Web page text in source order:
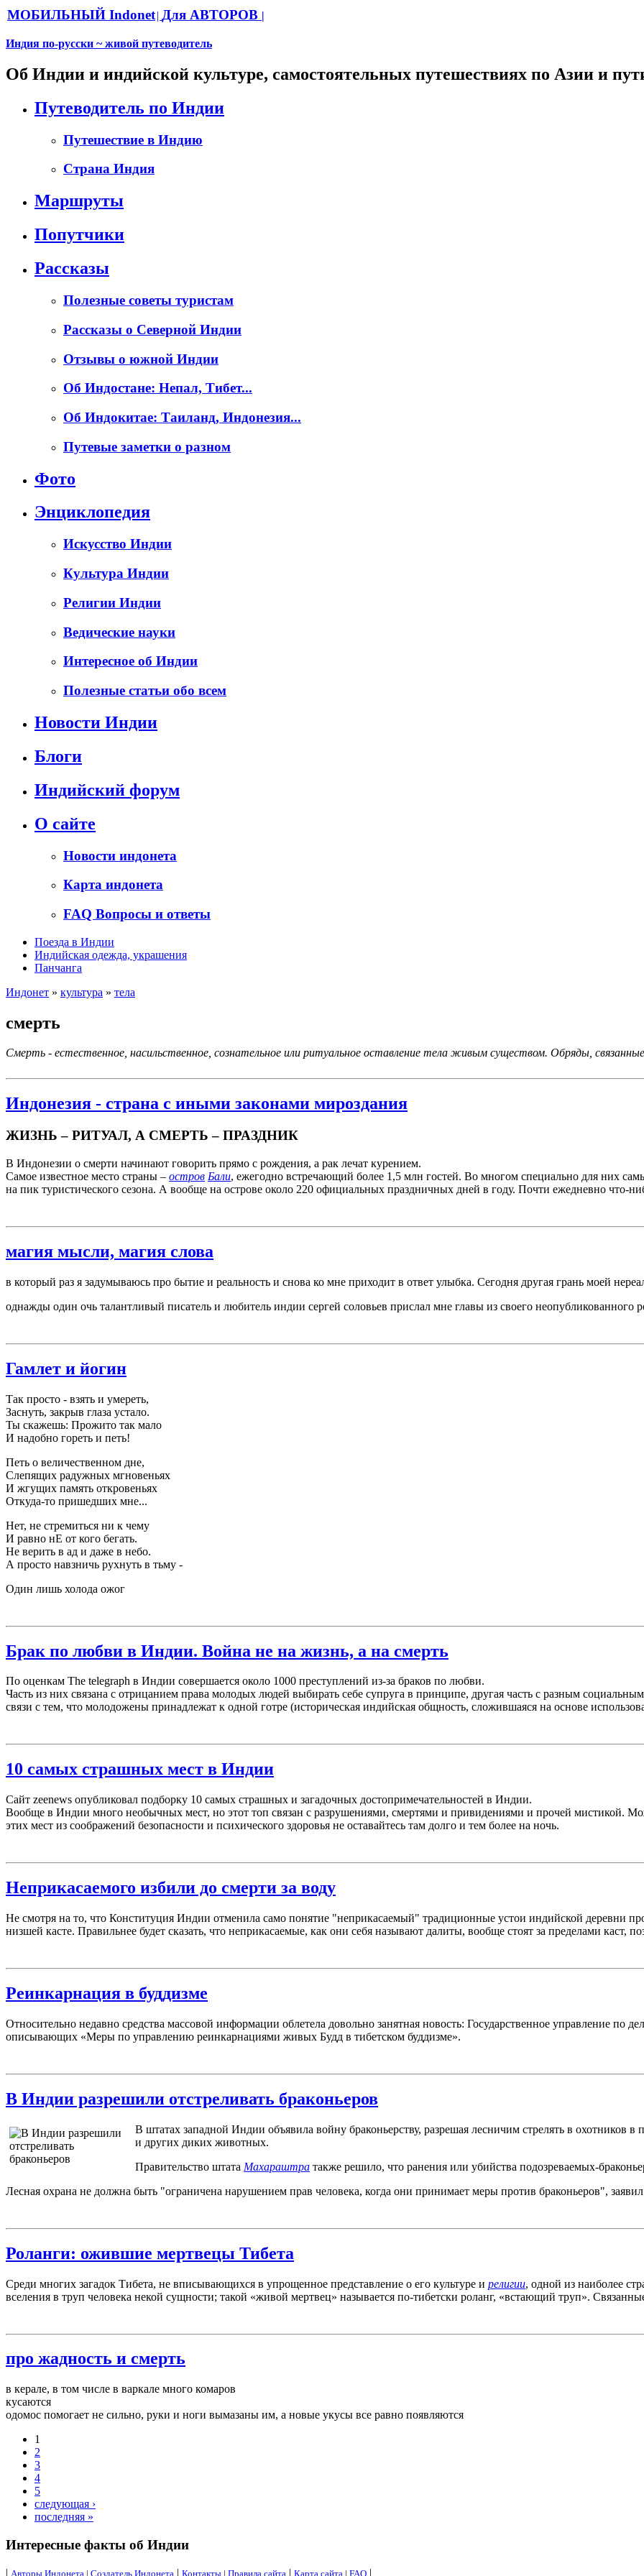
МОБИЛЬНЫЙ Indonet| Для АВТОРОВ |
Индия по-русски ~ живой путеводитель
Об Индии и индийской культуре, самостоятельных путешествиях по Азии и
Путеводитель по Индии
Путешествие в Индию
Страна Индия
Маршруты
Попутчики
Рассказы
Полезные советы туристам
Рассказы о Северной Индии
Отзывы о южной Индии
Об Индостане: Непал, Тибет...
Об Индокитае: Таиланд, Индонезия...
Путевые заметки о разном
Фото
Энциклопедия
Искусство Индии
Культура Индии
Религии Индии
Ведические науки
Интересное об Индии
Полезные статьи обо всем
Новости Индии
Блоги
Индийский форум
О сайте
Новости индонета
Карта индонета
FAQ Вопросы и ответы
Поезда в Индии
Индийская одежда, украшения
Панчанга
Индонет » культура » тела
смерть
Смерть - естественное, насильственное, сознательное или ритуальное оставление тела живым существом. Обряды,
Индонезия - страна с иными законами мироздания
ЖИЗНЬ – РИТУАЛ, А СМЕРТЬ – ПРАЗДНИК
В Индонезии о смерти начинают говорить прямо с рождения, а рак лечат курением.
Самое известное место страны – остров Бали, ежегодно встречающий более 1,5 млн гостей. Во многом специально для них
на пик туристического сезона. А вообще на острове около 220 официальных праздничных дней в году. Почти ежедневно что-
магия мысли, магия слова
в который раз я задумываюсь про бытие и реальность и снова ко мне приходит в ответ улыбка. Сегодня другая грань моей
однажды один очь талантливый писатель и любитель индии сергей соловьев прислал мне главы из своего неопубликованного
Гамлет и йогин
Так просто - взять и умереть,
Заснуть, закрыв глаза устало.
Ты скажешь: Прожито так мало
И надобно гореть и петь!
Петь о величественном дне,
Слепящих радужных мгновеньях
И жгущих память откровеньях
Откуда-то пришедших мне...
Нет, не стремиться ни к чему
И равно нЕ от кого бегать.
Не верить в ад и даже в небо.
А просто навзничь рухнуть в тьму -
Один лишь холода ожог
Брак по любви в Индии. Война не на жизнь, а на смерть
По оценкам The telegraph в Индии совершается около 1000 преступлений из-за браков по любви.
Часть из них связана с отрицанием права молодых людей выбирать себе супруга в принципе, другая часть с разным
связи с тем, что молодожены принадлежат к одной готре (историческая индийская общность, сложившаяся на основе
10 самых страшных мест в Индии
Сайт zeenews опубликовал подборку 10 самых страшных и загадочных достопримечательностей в Индии.
Вообще в Индии много необычных мест, но этот топ связан с разрушениями, смертями и привидениями и прочей мистикой.
этих мест из соображений безопасности и психического здоровья не оставайтесь там долго и тем более на ночь.
Неприкасаемого избили до смерти за воду
Не смотря на то, что Конституция Индии отменила само понятие "неприкасаемый" традиционные устои индийской деревни
низшей касте. Правильнее будет сказать, что неприкасаемые, как они себя называют далиты, вообще стоят за пределами каст,
Реинкарнация в буддизме
Относительно недавно средства массовой информации облетела довольно занятная новость: Государственное управление по
описывающих «Меры по управлению реинкарнациями живых Будд в тибетском буддизме».
В Индии разрешили отстреливать браконьеров
В штатах западной Индии объявила войну браконьерству, разрешая лесничим стрелять в охотников
и других диких животных.
Правительство штата Махараштра также решило, что ранения или убийства подозреваемых-
Лесная охрана не должна быть "ограничена нарушением прав человека, когда они принимает меры против браконьеров",
Роланги: ожившие мертвецы Тибета
Среди многих загадок Тибета, не вписывающихся в упрощенное представление о его культуре и религии, одной из наиболее
вселения в труп человека некой сущности; такой «живой мертвец» называется по-тибетски роланг, «встающий труп».
про жадность и смерть
в керале, в том числе в варкале много комаров
кусаются
одомос помогает не сильно, руки и ноги вымазаны им, а новые укусы все равно появляются
1
2
3
4
5
следующая ›
последняя »
Интересные факты об Индии
| Авторы Индонета | Создатель Индонета | Контакты | Правила сайта | Карта сайта | FAQ |